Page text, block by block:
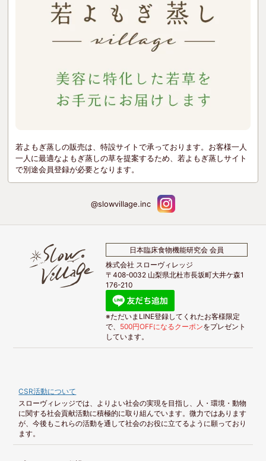
若よもぎ蒸しの販売は、特設サイトで承っております。お客様一人
一人に最適なよもぎ蒸しの草を提案するため、若よもぎ蒸しサイト
で別途会員登録が必要となります。
@slowvillage.inc
日本臨床食物機能研究会 会員
株式会社 スローヴィレッジ
〒408-0032 山梨県北杜市長坂町大井ケ森1
176-210
※ただいまLINE登録してくれたお客様限定
で、 500円OFFになるクーポンをプレゼント
しています。
CSR活動について
スローヴィレッジでは、よりよい社会の実現を目指し、人・環境・動物
に関する社会貢献活動に積極的に取り組んでいます。微力ではあります
が、今後もこれらの活動を通して社会のお役に立てるように願っており
ます。